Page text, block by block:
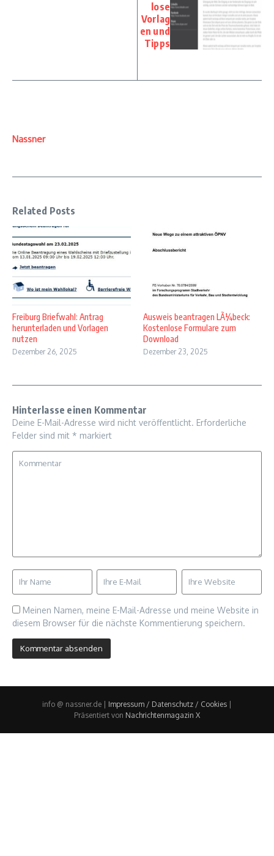
lose
Vorlag
en und
Tipps
Nassner
Related Posts
Freiburg Briefwahl: Antrag
herunterladen und Vorlagen
nutzen
Dezember 26, 2025
Ausweis beantragen LÃ¼beck:
Kostenlose Formulare zum
Download
Dezember 23, 2025
Hinterlasse einen Kommentar
Deine E-Mail-Adresse wird nicht veröffentlicht. Erforderliche
Felder sind mit * markiert
Meinen Namen, meine E-Mail-Adresse und meine Website in
diesem Browser für die nächste Kommentierung speichern.
info @ nassner.de | Impressum / Datenschutz / Cookies |
Präsentiert von Nachrichtenmagazin X